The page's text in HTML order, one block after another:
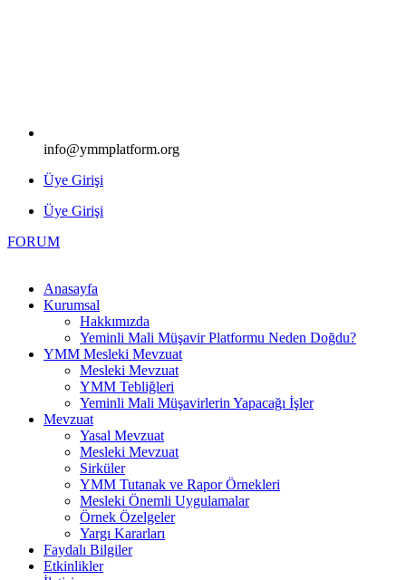
info@ymmplatform.org
Üye Girişi
Üye Girişi
FORUM
Anasayfa
Kurumsal
Hakkımızda
Yeminli Mali Müşavir Platformu Neden Doğdu?
YMM Mesleki Mevzuat
Mesleki Mevzuat
YMM Tebliğleri
Yeminli Mali Müşavirlerin Yapacağı İşler
Mevzuat
Yasal Mevzuat
Mesleki Mevzuat
Sirküler
YMM Tutanak ve Rapor Örnekleri
Mesleki Önemli Uygulamalar
Örnek Özelgeler
Yargı Kararları
Faydalı Bilgiler
Etkinlikler